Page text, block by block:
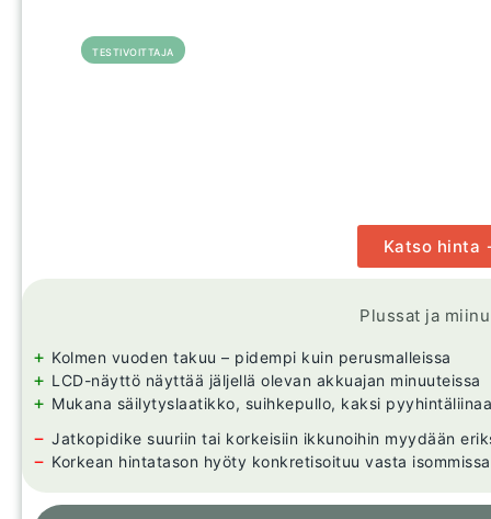
TESTIVOITTAJA
Katso hinta
Plussat ja
+ Kolmen vuoden takuu – pidempi kuin perusmalleissa
+ LCD-näyttö näyttää jäljellä olevan akkuajan minuuteissa
+ Mukana säilytyslaatikko, suihkepullo, kaksi
− Jatkopidike suuriin tai korkeisiin ikkunoihin myydään
− Korkean hintatason hyöty konkretisoituu vasta